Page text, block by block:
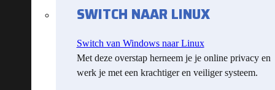
SWITCH NAAR LINUX
Switch van Windows naar Linux
Met deze overstap herneem je je online privacy en
werk je met een krachtiger en veiliger systeem.